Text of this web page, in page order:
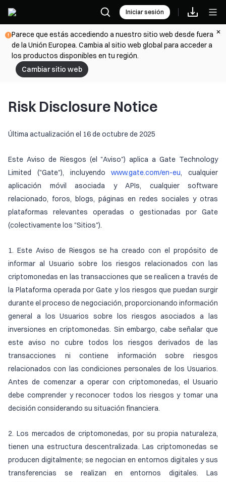
Iniciar sesión
Parece que estás accediendo a nuestro sitio web desde fuera
de la Unión Europea. Cambia al sitio web global para acceder a
los productos disponibles en tu región.
Cambiar sitio web
Risk Disclosure Notice
Última actualización el 16 de octubre de 2025
Este Aviso de Riesgos (el "Aviso") aplica a Gate Technology
Limited ("Gate"), incluyendowww.gate.com/en-eu, cualquier
aplicación móvil asociada y APIs, cualquier software
relacionado, foros, blogs, páginas en redes sociales y otras
plataformas relevantes operadas o gestionadas por Gate
(colectivamente los "Sitios").
1. Este Aviso de Riesgos se ha creado con el propósito de
informar al Usuario sobre los riesgos relacionados con las
criptomonedas en las transacciones que se realicen a través de
la Plataforma operada por Gate y los riesgos que puedan surgir
durante el proceso de negociación, proporcionando información
general a los Usuarios sobre los riesgos asociados a las
inversiones en criptomonedas. Sin embargo, cabe señalar que
este aviso no cubre todos los riesgos derivados de las
transacciones ni contiene información sobre riesgos
relacionados con las condiciones personales de los Usuarios.
Antes de comenzar a operar con criptomonedas, el Usuario
debe comprender y reconocer todos los riesgos y tomar una
decisión considerando su situación financiera.
2. Los mercados de criptomonedas, por su propia naturaleza,
tienen una estructura descentralizada. Las criptomonedas se
producen digitalmente; se negocian en entornos digitales y sus
transferencias se realizan en entornos digitales. Las